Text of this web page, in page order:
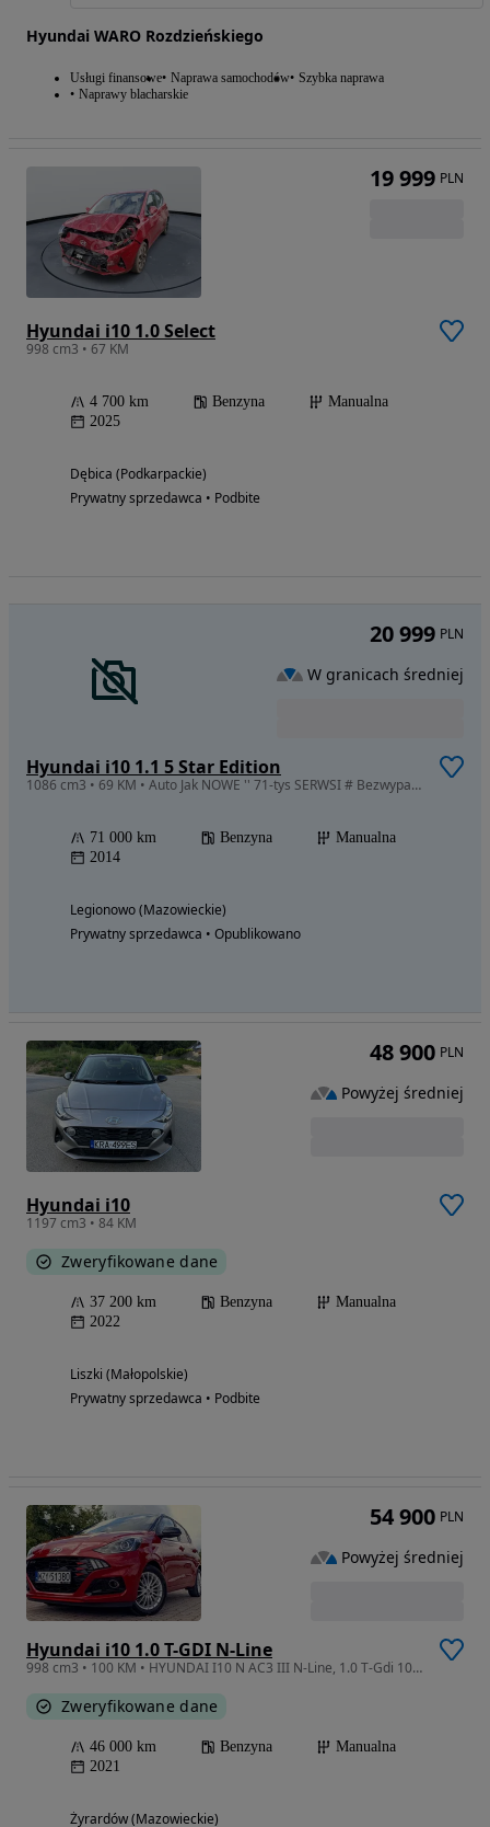
Hyundai WARO Rozdzieńskiego
Usługi finansowe Naprawa samochodów Szybka naprawa
Naprawy blacharskie
Hyundai i10 1.0 Select
998 cm3 • 67 KM
4 700 km Benzyna
Manualna
2025
Dębica (Podkarpackie)
Prywatny sprzedawca • Podbite
19 999 PLN
Hyundai i10 1.1 5 Star Edition
1086 cm3 • 69 KM • Auto Jak NOWE '' 71-tys SERWSI # Bezwypadek # Klima # Alu # Z Niemiec
71 000 km Benzyna
Manualna
2014
Legionowo (Mazowieckie)
Prywatny sprzedawca • Opublikowano
20 999 PLN
W granicach średniej
Hyundai i10
1197 cm3 • 84 KM
Zweryfikowane dane
37 200 km Benzyna
Manualna
2022
Liszki (Małopolskie)
Prywatny sprzedawca • Podbite
48 900 PLN
Powyżej średniej
Hyundai i10 1.0 T-GDI N-Line
998 cm3 • 100 KM • HYUNDAI I10 N AC3 III N-Line, 1.0 T-Gdi 100KM, 46Tyś.km. Super Stan
Zweryfikowane dane
46 000 km Benzyna
Manualna
2021
Żyrardów (Mazowieckie)
54 900 PLN
Powyżej średniej